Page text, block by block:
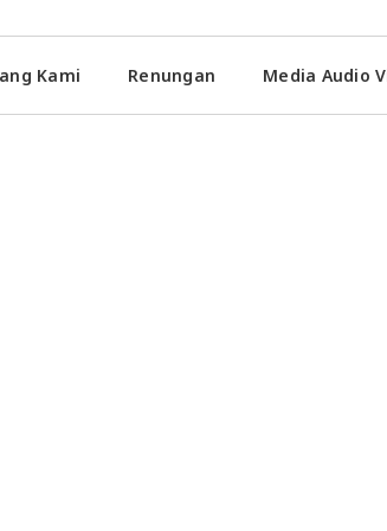
Kami Renungan Media Audio